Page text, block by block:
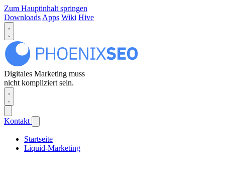
Zum Hauptinhalt springen
Downloads Apps Wiki Hive
Digitales Marketing muss
nicht kompliziert sein.
Kontakt
Startseite
Liquid-Marketing